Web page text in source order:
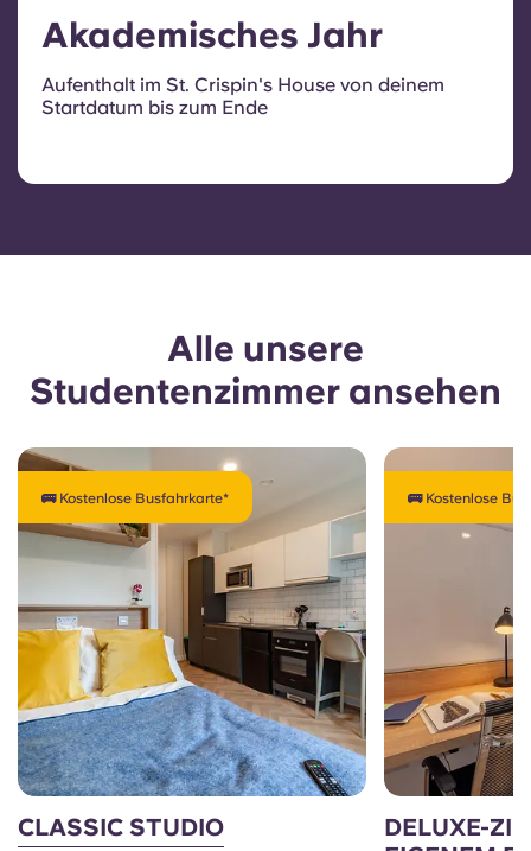
Akademisches Jahr
Aufenthalt im St. Crispin's House von deinem
Startdatum bis zum Ende
Alle unsere
Studentenzimmer ansehen
🚌 Kostenlose Busfahrkarte*
CLASSIC STUDIO
🚌 Kostenlose
DELUXE-